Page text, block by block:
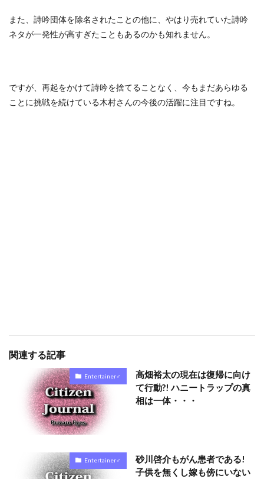
また、詩吟団体を除名されたことの他に、やはり売れていた詩吟
ネタが一発性が高すぎたこともあるのかも知れません。
ですが、再起をかけて詩吟を捨てることなく、今もまだあらゆる
ことに挑戦を続けている木村さんの今後の活躍に注目ですね。
関連する記事
Entertainer♂
高畑裕太の現在は復帰に向け
て行動?! ハニートラップの真
相は一体・・・
Entertainer♂
砂川啓介もがん患者である!
子供を無くし嫁も傍にいない